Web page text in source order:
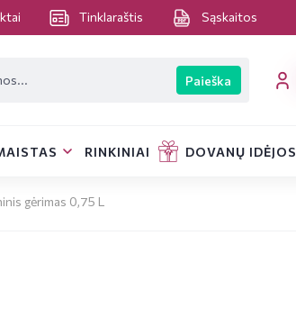
Tinklaraštis Sąskaitos
Paieška
RINKINIAI DOVANŲ IDĖJOS
gėrimas 0,75 L